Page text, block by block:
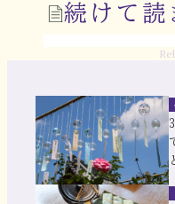
続けて読